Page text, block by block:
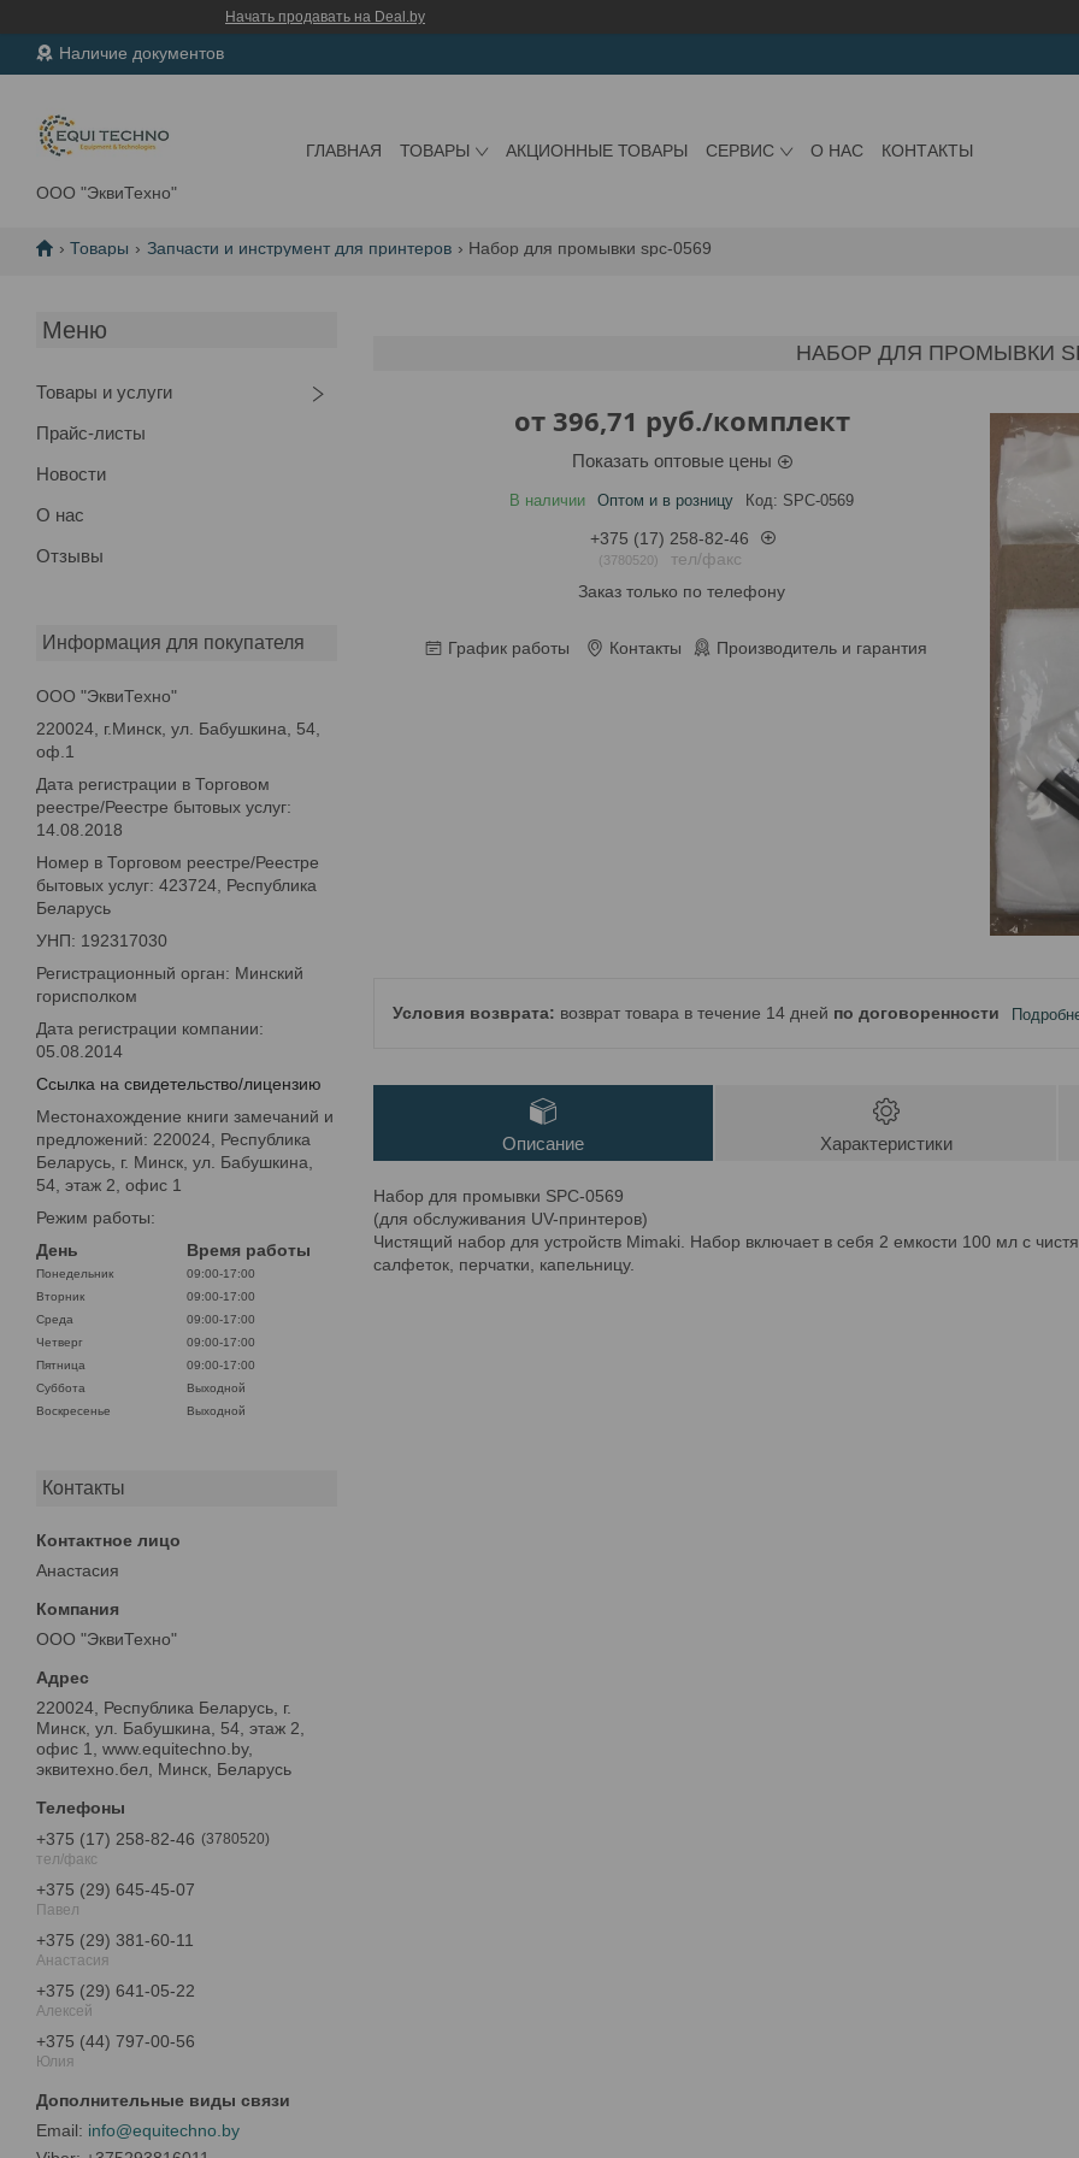
Начать продавать на Deal.by
Наличие документов
ООО "ЭквиТехно"
ГЛАВНАЯ ТОВАРЫ АКЦИОННЫЕ ТОВАРЫ СЕРВИС О НАС КОНТАКТЫ
Товары Запчасти и инструмент для принтеров Набор для промывки spc-0569
Товары и услуги
Прайс-листы
Новости
О нас
Отзывы
Информация для покупателя
ООО "ЭквиТехно"
220024, г.Минск, ул. Бабушкина, 54,
оф.1
Дата регистрации в Торговом
реестре/Реестре бытовых услуг:
14.08.2018
Номер в Торговом реестре/Реестре
бытовых услуг: 423724, Республика
Беларусь
УНП: 192317030
Регистрационный орган: Минский
горисполком
Дата регистрации компании:
05.08.2014
Ссылка на свидетельство/лицензию
Местонахождение книги замечаний и
предложений: 220024, Республика
Беларусь, г. Минск, ул. Бабушкина,
54, этаж 2, офис 1
Режим работы:
День
Время работы
Понедельник
09:00-17:00
Вторник
09:00-17:00
Среда
09:00-17:00
Четверг
09:00-17:00
Пятница
09:00-17:00
Суббота
Выходной
Воскресенье
Выходной
Контакты
Анастасия
ООО "ЭквиТехно"
220024, Республика Беларусь, г.
Минск, ул. Бабушкина, 54, этаж 2,
офис 1, www.equitechno.by,
эквитехно.бел, Минск, Беларусь
+375 (17) 258-82-46
3780520
тел/факс
+375 (29) 645-45-07
Павел
+375 (29) 381-60-11
Анастасия
+375 (29) 641-05-22
Алексей
+375 (44) 797-00-56
Юлия
info@equitechno.by
НАБОР ДЛЯ ПРОМЫВКИ
от 396,71 руб./комплект
Показать оптовые цены
В наличии Оптом и в розницу Код: SPC-0569
+375 (17) 258-82-46
3780520
тел/факс
Заказ только по телефону
График работы Контакты Производитель и гарантия
возврат товара в течение 14 дней по договоренности
Описание Характеристики
Набор для промывки SPC-0569
(для обслуживания UV-принтеров)
Чистящий набор для устройств Mimaki. Набор включает в себя 2 емкости 100 мл с
салфеток, перчатки, капельницу.